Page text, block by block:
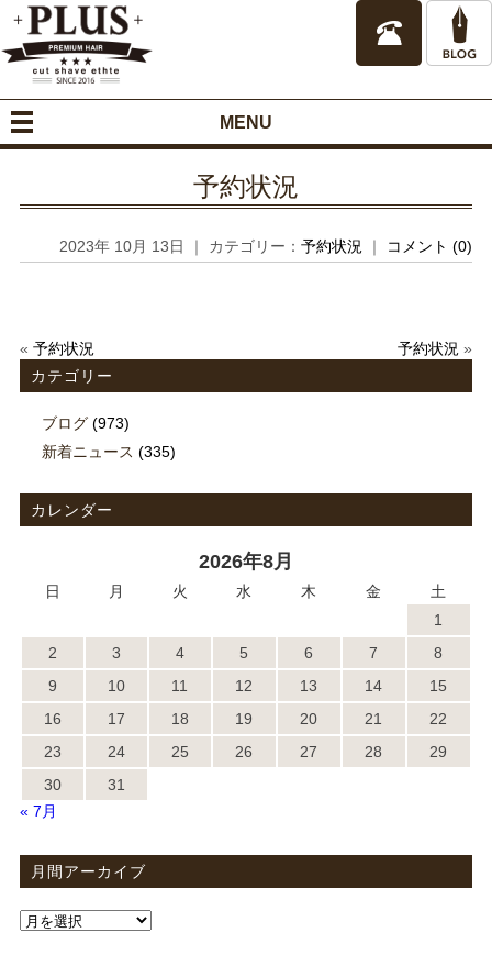
MENU
予約状況
2023年 10月 13日 ｜ カテゴリー：予約状況 ｜ コメント (0)
« 予約状況 予約状況 »
カテゴリー
ブログ(973)
新着ニュース (335)
カレンダー
2026年8月
日 月 火 水 木 金
土
1
2
3 4 5 6 7
8
9
10 11 12 13 14
15
16
17 18 19 20 21
22
23
24 25 26 27 28
29
30
31
« 7月
月間アーカイブ